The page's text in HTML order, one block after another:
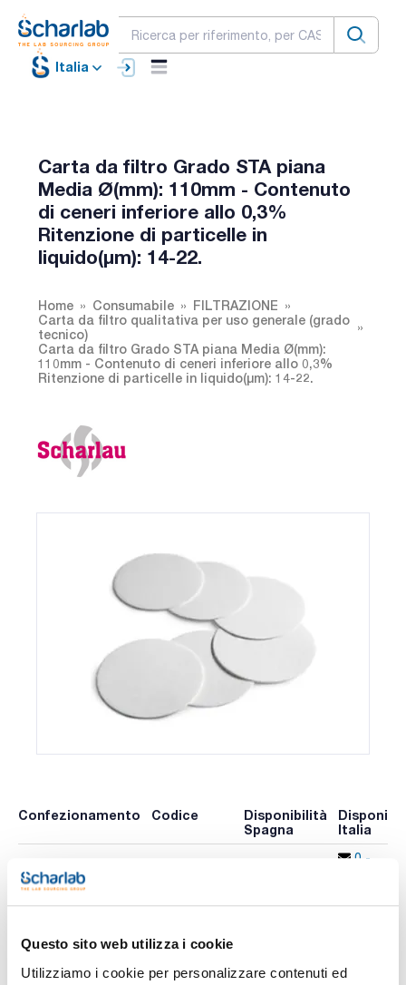
Questo sito web utilizza i cookie
Utilizziamo i cookie per personalizzare contenuti ed
Italia
Carta da filtro Grado STA piana
Media Ø(mm): 110mm - Contenuto
di ceneri inferiore allo 0,3%
Ritenzione di particelle in
liquido(µm): 14-22.
Home Consumabile
FILTRAZIONE
Carta da filtro qualitativa per uso generale (grado
tecnico)
Carta da filtro Grado STA piana Media Ø(mm):
110mm - Contenuto di ceneri inferiore allo 0,3%
Ritenzione di particelle in liquido(µm): 14-22.
Confezionamento Codice
Disponibilità
Spagna
Italia
x 100u.
0 -
Stampa pagina prodotto